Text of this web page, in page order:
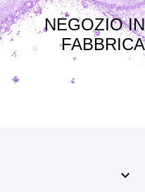
NEGOZIO IN
FABBRICA
